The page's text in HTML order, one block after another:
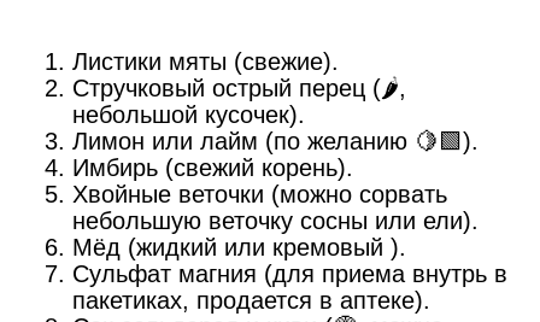
Листики мяты (свежие).
Стручковый острый перец (🌶️,
небольшой кусочек).
Лимон или лайм (по желанию 🍋🟩).
Имбирь (свежий корень).
Хвойные веточки (можно сорвать
небольшую веточку сосны или ели).
Мёд (жидкий или кремовый ).
Сульфат магния (для приема внутрь в
пакетиках, продается в аптеке).